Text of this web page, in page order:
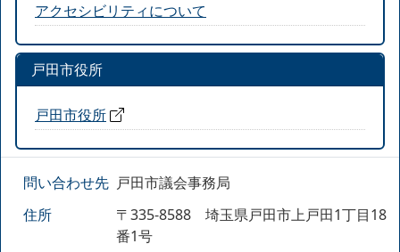
アクセシビリティについて
戸田市役所
戸田市役所
問い合わせ先 戸田市議会事務局
住所
〒335-8588 埼玉県戸田市上戸田1丁目18
番1号